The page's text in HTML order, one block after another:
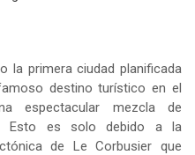
la primera ciudad planificada
destino turístico en el
espectacular mezcla de
Esto es solo debido a la
de Le Corbusier que